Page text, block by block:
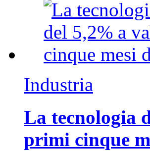
Industria
La tecnologia
primi cinque